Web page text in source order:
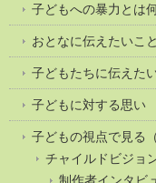
子どもへの暴力とは
おとなに伝えたいこと
子どもたちに伝えた
子どもに対する思い
子どもの視点で見る
チャイルドビジョ
制作者インタビ